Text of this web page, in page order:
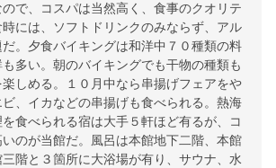
で、コスパは当然高く、食事のクオリテ
時には、ソフトドリンクのみならず、アル
。夕食バイキングは和洋中７０種類の料
多い。朝のバイキングでも干物の種類も
しめる。１０月中なら串揚げフェアをや
、イカなどの串揚げも食べられる。熱海
食べられる宿は大手５軒ほど有るが、コ
のが当館だ。風呂は本館地下二階、本館
階と３箇所に大浴場が有り、サウナ、水